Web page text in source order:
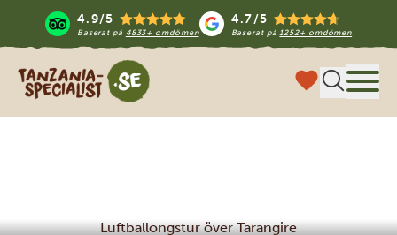
4.9/5
Baserat på 4833+ omdömen
4.7/5
Baserat på1252+ omdömen
Tanzania Specialist
Luftballongstur över Tarangire